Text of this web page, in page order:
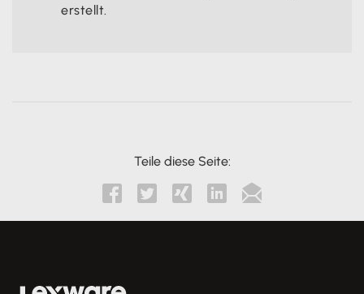
erstellt.
Teile diese Seite:
    